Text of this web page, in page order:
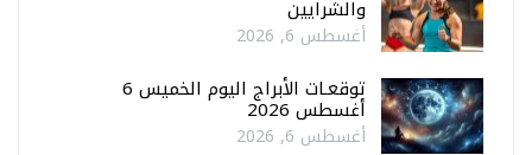
والشرايين
أغسطس 6, 2026
توقعـات الأبراج اليوم الخميس 6
أغسطس 2026
أغسطس 6, 2026